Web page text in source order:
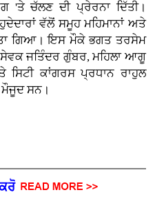
'ਤੇ ਚੱਲਣ ਦੀ ਪ੍ਰੇਰਨਾ ਦਿੱਤੀ।
ਵੱਲੋਂ ਸਮੂਹ ਮਹਿਮਾਨਾਂ ਅਤੇ
ਗਿਆ। ਇਸ ਮੌਕੇ ਭਗਤ ਤਰਸੇਮ
ਜਤਿੰਦਰ ਗੁੰਬਰ, ਮਹਿਲਾ ਆਗੂ
ਕਾਂਗਰਸ ਪ੍ਰਧਾਨ ਰਾਹੁਲ
ਸਨ।